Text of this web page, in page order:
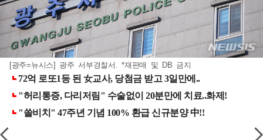
[광주=뉴시스] 광주 서부경찰서. *재판매 및 DB 금지